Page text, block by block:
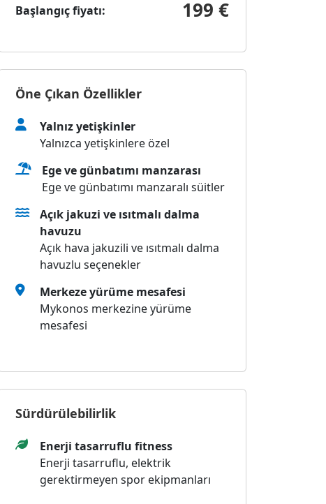
Başlangıç fiyatı: 199 €
Öne Çıkan Özellikler
Yalnız yetişkinler
Yalnızca yetişkinlere özel
Ege ve günbatımı manzarası
Ege ve günbatımı manzaralı süitler
Açık jakuzi ve ısıtmalı dalma
havuzu
Açık hava jakuzili ve ısıtmalı dalma
havuzlu seçenekler
Merkeze yürüme mesafesi
Mykonos merkezine yürüme
mesafesi
Sürdürülebilirlik
Enerji tasarruflu fitness
Enerji tasarruflu, elektrik
gerektirmeyen spor ekipmanları